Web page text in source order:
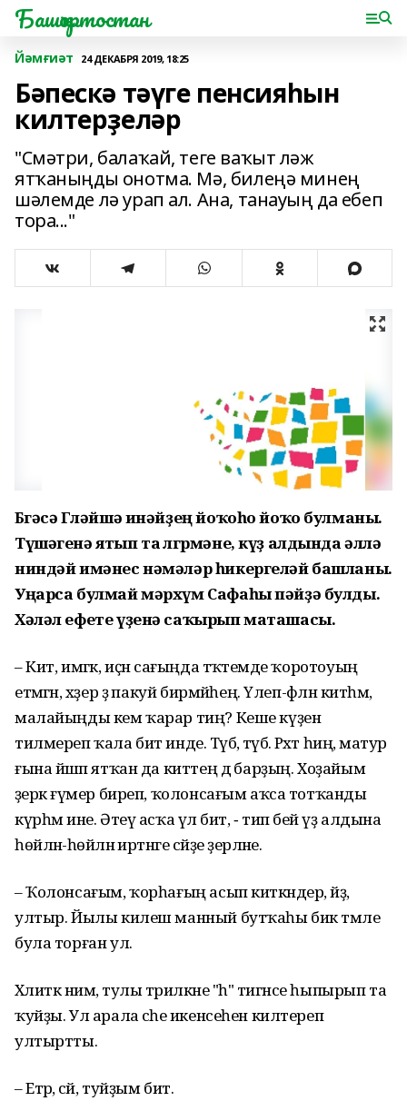
Башҡортостан
Йәмғиәт 24 ДЕКАБРЯ 2019, 18:25
Бәпескә тәүге пенсияһын
килтерҙеләр
"Смәтри, балаҡай, теге ваҡыт ләж
ятҡаныңды онотма. Мә, билеңә минең
шәлемде лә урап ал. Ана, танауың да ебеп
тора..."
Бөгәсә Гөләйшә инәйҙең йоҡоһо йоҡо булманы.
Түшәгенә ятып та өлгөрмәне, күҙ алдында әллә
ниндәй имәнес нәмәләр һикергеләй башланы.
Уңарса булмай мәрхүм Сафаһы пәйҙә булды.
Хәләл ефете үҙенә саҡырып маташасы.
– Кит, имгәк, иҫән сағыңда тәҡәтемде ҡоротоуың
етмәгән, хәҙер ҙә пакуй бирмәйһең. Үлеп-фәлән китһәм,
малайыңды кем ҡарар тиң? Кеше күҙенә
тилмереп ҡала бит инде. Тәүбә, тәүбә. Рәхәт һиңә, матур
ғына йәшәп ятҡан да киттең дә барҙың. Хоҙайым
әҙерәк ғүмер биреп, ҡолонсағым аҡса тотҡанды
күрһәм ине. Әтеү асҡа үлә бит, ‑ тип әбей үҙ алдына
һөйләнә-һөйләнә иртәнге сәйҙе әҙерләне.
– Ҡолонсағым, ҡорһағың асып киткәндер, әйҙә,
ултыр. Йылы килеш манный бутҡаһы бик тәмле
була торған ул.
Хәлиткә нимә, тулы тәрилкәне "һә" тигәнсе һыпырып та
ҡуйҙы. Ул арала әсәһе икенсеһен килтереп
ултыртты.
– Етәр, әсәй, туйҙым бит.